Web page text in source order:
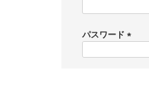
)
パスワード